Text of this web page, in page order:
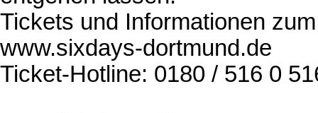
Tickets und Informationen
www.sixdays-dortmund.de
Ticket-Hotline: 0180 / 516 0